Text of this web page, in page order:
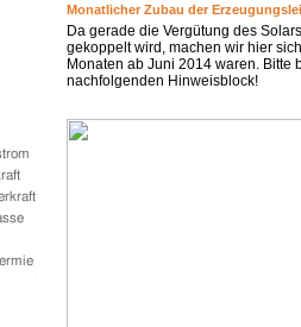
Monatlicher Zubau der
Da gerade die Vergütung des
gekoppelt wird, machen wir hier
Monaten ab Juni 2014 waren. Bitte
nachfolgenden Hinweisblock!